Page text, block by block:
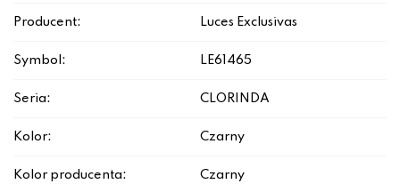
Producent: Luces Exclusivas
Symbol: LE61465
Seria: CLORINDA
Kolor: Czarny
Kolor producenta: Czarny